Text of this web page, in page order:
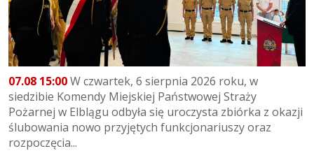
07.08 15:00W czwartek, 6 sierpnia 2026 roku, w
siedzibie Komendy Miejskiej Państwowej Straży
Pożarnej w Elblągu odbyła się uroczysta zbiórka z okazji
ślubowania nowo przyjętych funkcjonariuszy oraz
rozpoczęcia...